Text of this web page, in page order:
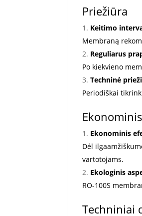
Priežiūra
Keitimo
Membraną
Reguliarus
Po kiekvieno
Techninė
Periodiškai
Ekonominis
Dėl
vartotojams.
Ekologinis
RO-100S
Techniniai